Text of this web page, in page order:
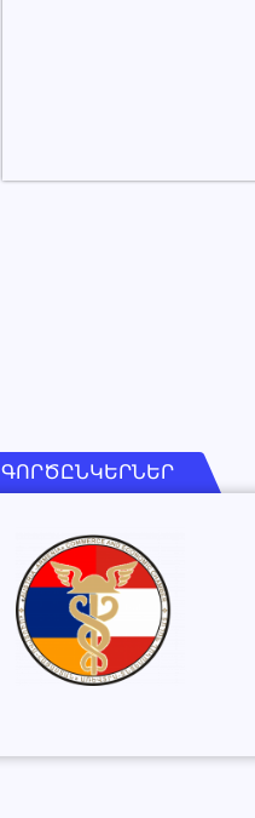
ԳՈՐԾԸՆԿԵՐՆԵՐ